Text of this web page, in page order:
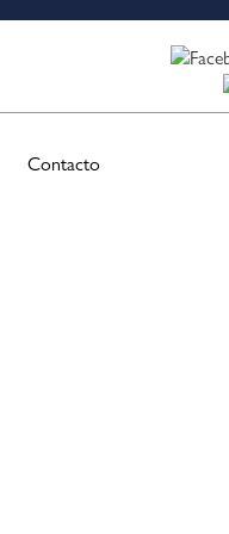
Contacto